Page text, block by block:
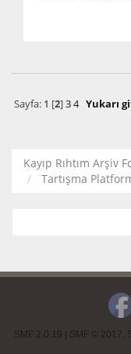
Sayfa: 1 [2]3 4 Yukarı
Kayıp Rıhtım Arşiv
Tartışma
SMF 2.0.19 | SMF © 2017